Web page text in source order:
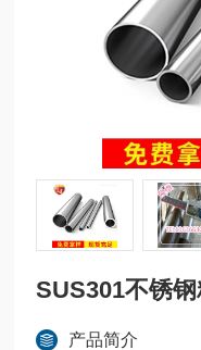
SUS301不锈
产品简介